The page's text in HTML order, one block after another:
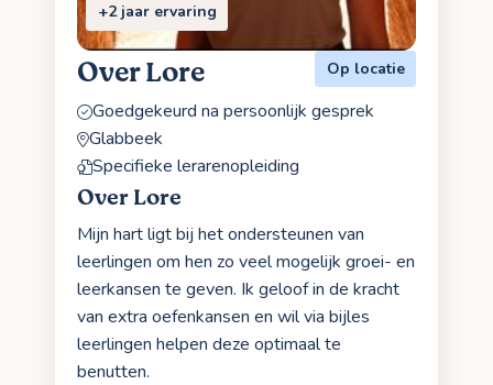
+2 jaar ervaring
Over Lore Op locatie
Goedgekeurd na persoonlijk gesprek
Glabbeek
Specifieke lerarenopleiding
Over Lore
Mijn hart ligt bij het ondersteunen van
leerlingen om hen zo veel mogelijk groei- en
leerkansen te geven. Ik geloof in de kracht
van extra oefenkansen en wil via bijles
leerlingen helpen deze optimaal te
benutten.